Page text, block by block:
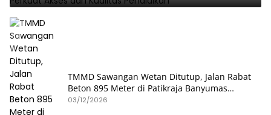
TMMD Sawangan Wetan Ditutup, Jalan Rabat
Beton 895 Meter di Patikraja Banyumas
Rampung
03/12/2026